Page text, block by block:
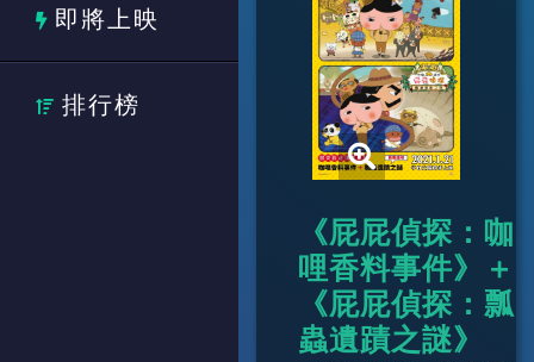
即將上映
排行榜
《屁屁偵探：咖
哩香料事件》＋
《屁屁偵探：瓢
蟲遺蹟之謎》